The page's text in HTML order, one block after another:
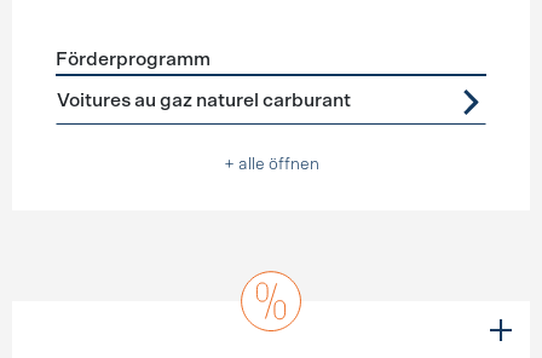
Förderprogramme Alternative Antriebe
Förderprogramm
Voitures au gaz naturel carburant
+ alle öffnen